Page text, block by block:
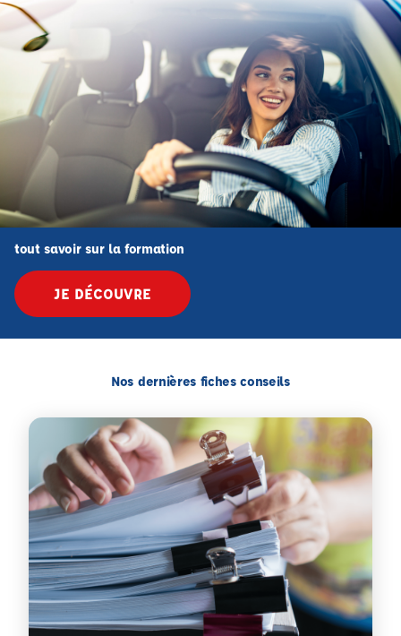
tout savoir sur la formation
JE DÉCOUVRE
Nos dernières fiches conseils